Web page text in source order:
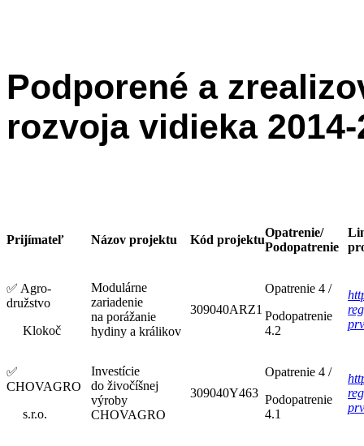
Podporené a
rozvoja vidieka 2014-
Prijímateľ Názov projektu Kód projektu
Opatrenie/
Podopatrenie
✅ Agro-
družstvo
Klokoč
Modulárne
zariadenie
na porážanie
hydiny a králikov
309040ARZ1
Opatrenie 4 /
Podopatrenie
4.2
✅
CHOVAGRO
s.r.o.
Investície
do živočíšnej
výroby
CHOVAGRO
309040Y463
Opatrenie 4 /
Podopatrenie
4.1